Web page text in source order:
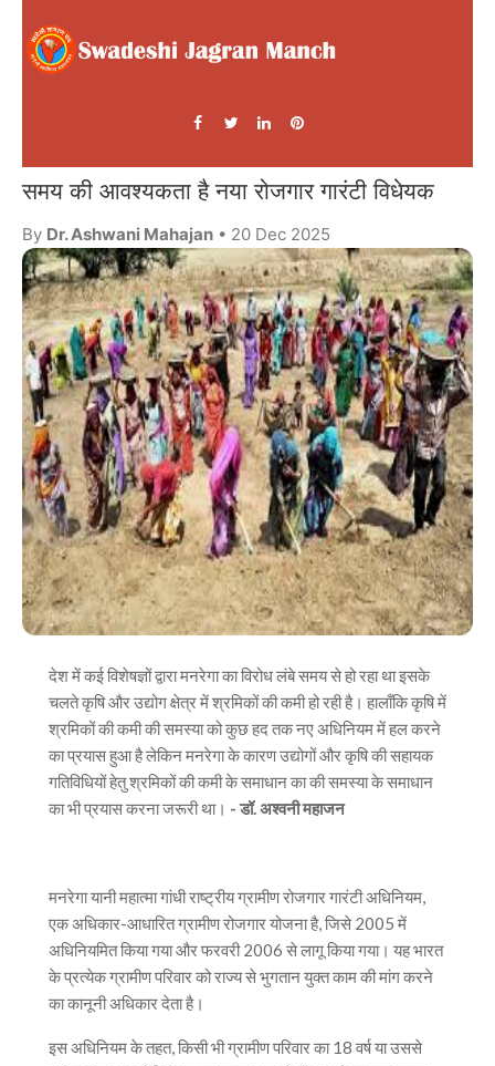
समय की आवश्यकता है नया रोजगार गारंटी विधेयक
By Dr. Ashwani Mahajan • 20 Dec 2025
देश में कई विशेषज्ञों द्वारा मनरेगा का विरोध लंबे समय से हो रहा था इसके
चलते कृषि और उद्योग क्षेत्र में श्रमिकों की कमी हो रही है। हालाँकि कृषि में
श्रमिकों की कमी की समस्या को कुछ हद तक नए अधिनियम में हल करने
का प्रयास हुआ है लेकिन मनरेगा के कारण उद्योगों और कृषि की सहायक
गतिविधियों हेतु श्रमिकों की कमी के समाधान का की समस्या के समाधान
का भी प्रयास करना जरूरी था। - डॉ. अश्वनी महाजन
मनरेगा यानी महात्मा गांधी राष्ट्रीय ग्रामीण रोजगार गारंटी अधिनियम,
एक अधिकार-आधारित ग्रामीण रोजगार योजना है, जिसे 2005 में
अधिनियमित किया गया और फरवरी 2006 से लागू किया गया। यह भारत
के प्रत्येक ग्रामीण परिवार को राज्य से भुगतान युक्त काम की मांग करने
का कानूनी अधिकार देता है।
इस अधिनियम के तहत, किसी भी ग्रामीण परिवार का 18 वर्ष या उससे